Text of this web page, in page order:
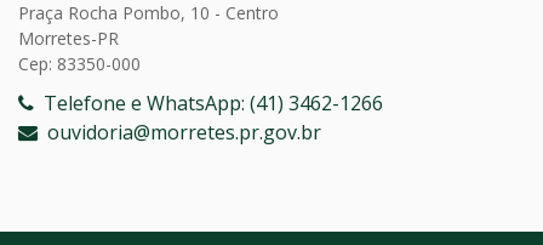
Praça Rocha Pombo, 10 - Centro
Morretes-PR
Cep: 83350-000
Telefone e WhatsApp: (41) 3462-1266
ouvidoria@morretes.pr.gov.br